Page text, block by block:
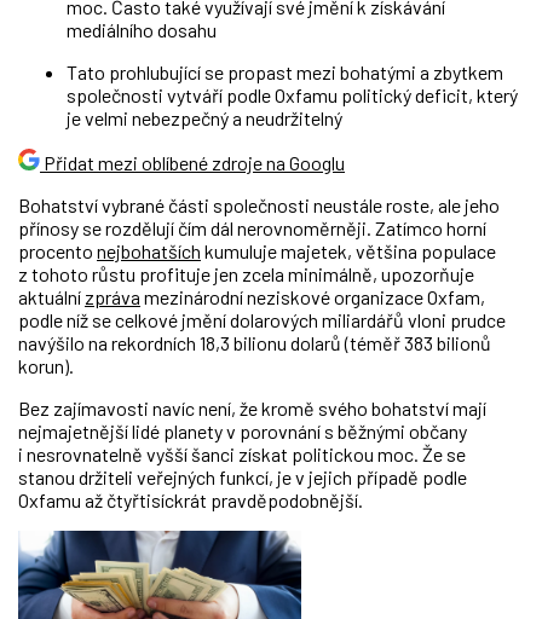
moc. Často také využívají své jmění k získávání
mediálního dosahu
Tato prohlubující se propast mezi bohatými a zbytkem
společnosti vytváří podle Oxfamu politický deficit, který
je velmi nebezpečný a neudržitelný
Přidat mezi oblíbené zdroje na Googlu
Bohatství vybrané části společnosti neustále roste, ale jeho
přínosy se rozdělují čím dál nerovnoměrněji. Zatímco horní
procento nejbohatších kumuluje majetek, většina populace
z tohoto růstu profituje jen zcela minimálně, upozorňuje
aktuální zpráva mezinárodní neziskové organizace Oxfam,
podle níž se celkové jmění dolarových miliardářů vloni prudce
navýšilo na rekordních 18,3 bilionu dolarů (téměř 383 bilionů
korun).
Bez zajímavosti navíc není, že kromě svého bohatství mají
nejmajetnější lidé planety v porovnání s běžnými občany
i nesrovnatelně vyšší šanci získat politickou moc. Že se
stanou držiteli veřejných funkcí, je v jejich případě podle
Oxfamu až čtyřtisíckrát pravděpodobnější.